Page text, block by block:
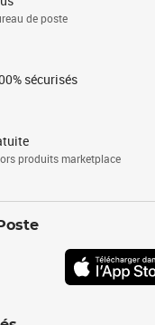
de poste
sécurisés
produits marketplace